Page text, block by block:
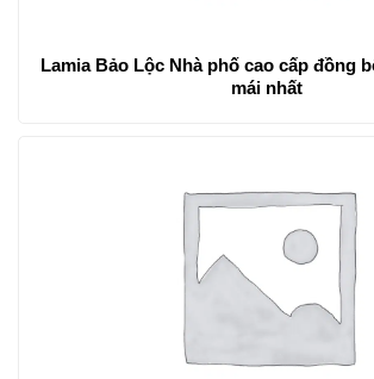
Lamia Bảo Lộc Nhà phố cao cấp đồng
mái nhất